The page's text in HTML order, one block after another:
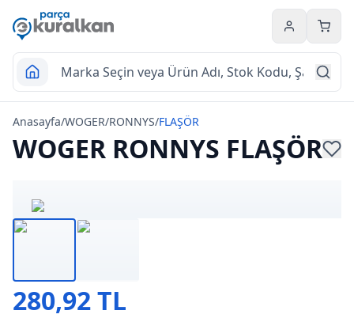
Hesabım
Anasayfa/WOGER/RONNYS/FLAŞÖR
WOGER RONNYS FLAŞÖR
280,92 TL